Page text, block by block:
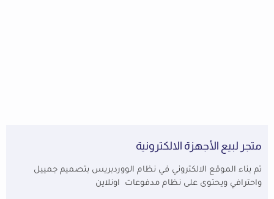
متجر لبيع الأجهزة الالكترونية
تم بناء الموقع الالكتروني في نظام الووردبريس بتصميم جمييل
واحترافي ويحتوى على نظام مدفوعات اونلاين